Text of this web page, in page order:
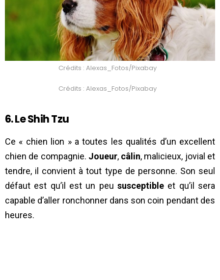
Crédits : Alexas_Fotos/Pixabay
Crédits : Alexas_Fotos/Pixabay
6. Le Shih Tzu
Ce « chien lion » a toutes les qualités d’un excellent
chien de compagnie. Joueur, câlin, malicieux, jovial et
tendre, il convient à tout type de personne. Son seul
défaut est qu’il est un peu susceptible et qu’il sera
capable d’aller ronchonner dans son coin pendant des
heures.